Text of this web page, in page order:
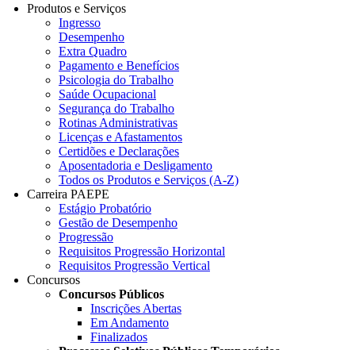
Produtos e Serviços
Ingresso
Desempenho
Extra Quadro
Pagamento e Benefícios
Psicologia do Trabalho
Saúde Ocupacional
Segurança do Trabalho
Rotinas Administrativas
Licenças e Afastamentos
Certidões e Declarações
Aposentadoria e Desligamento
Todos os Produtos e Serviços (A-Z)
Carreira PAEPE
Estágio Probatório
Gestão de Desempenho
Progressão
Requisitos Progressão Horizontal
Requisitos Progressão Vertical
Concursos
Concursos Públicos
Inscrições Abertas
Em Andamento
Finalizados